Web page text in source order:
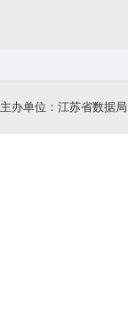
主办单位：江苏省数据